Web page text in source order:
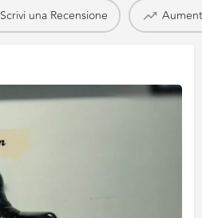
Scrivi una Recensione